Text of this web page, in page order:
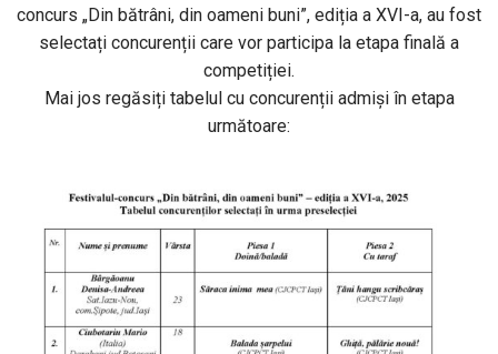
concurs „Din bătrâni, din oameni buni”, ediția a XVI-a, au fost
selectați concurenții care vor participa la etapa finală a
competiției.
Mai jos regăsiți tabelul cu concurenții admiși în etapa
următoare: